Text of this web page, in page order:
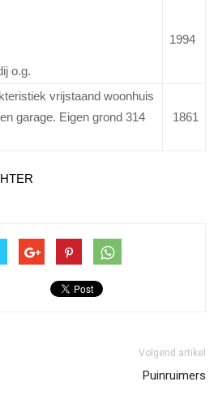
o.g.
1994
vrijstaand woonhuis
garage. Eigen grond 314
1861
Volgend artikel
Puinruimers